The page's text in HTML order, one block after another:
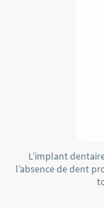
L’implant
l’absence de dent